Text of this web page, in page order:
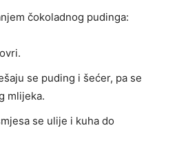
čokoladnog pudinga:
se puding i šećer, pa se
mlijeka.
se ulije i kuha do